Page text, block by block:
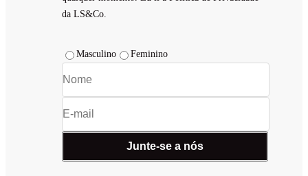
da LS&Co.
Masculino Feminino
Junte-se a nós